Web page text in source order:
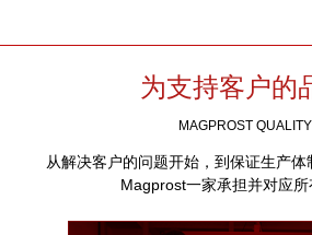
为支持客户的
MAGPROST QUALITY
从解决客户的问题开始，到保证生产
Magprost一家承担并对应所